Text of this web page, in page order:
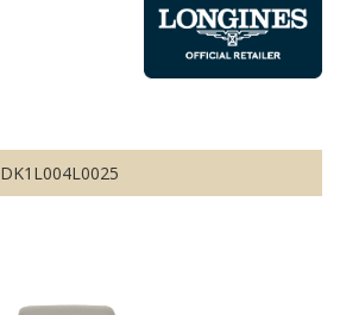
DK1L004L0025